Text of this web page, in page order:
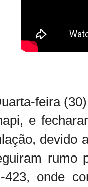
feira
e
devido
rumo
423, onde